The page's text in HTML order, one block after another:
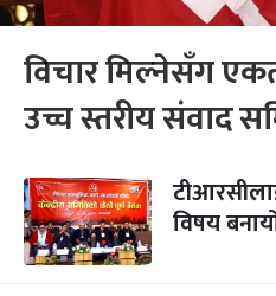
विचार मिल्नेसँग
उच्च स्तरीय संवाद
विषय